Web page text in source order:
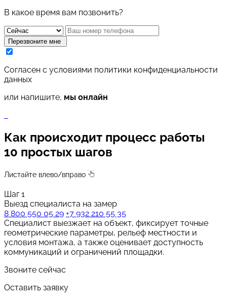
В какое время вам позвонить?
Перезвоните мне
Cогласен с условиями политики конфиденциальности
данных
или напишите, мы онлайн
Как происходит процесс работы
10 простых шагов
Листайте влево/вправо
Шаг 1
Выезд специалиста на замер
8 800 550 05 29 +7 932 210 55 35
Специалист выезжает на объект, фиксирует точные
геометрические параметры, рельеф местности и
условия монтажа, а также оценивает доступность
коммуникаций и ограничений площадки.
Звоните сейчас
Оставить заявку